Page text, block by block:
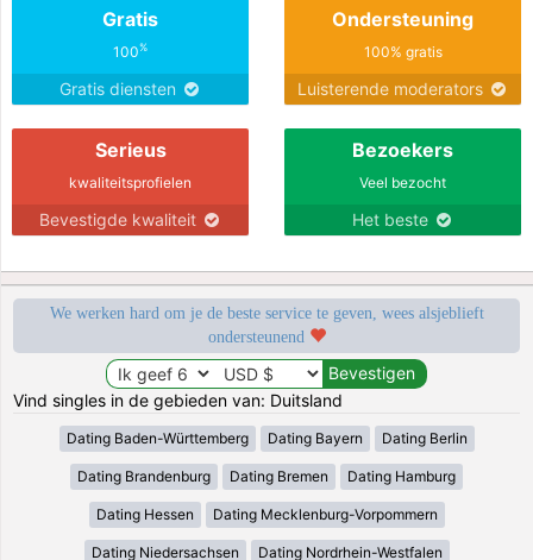
Gratis
100%
Gratis diensten
Ondersteuning
100% gratis
Luisterende moderators
Serieus
kwaliteitsprofielen
Bevestigde kwaliteit
Bezoekers
Veel bezocht
Het beste
We werken hard om je de beste service te geven, wees alsjeblieft
ondersteunend
Vind singles in de gebieden van: Duitsland
Dating Baden-Württemberg Dating Bayern Dating Berlin
Dating Brandenburg Dating Bremen Dating Hamburg
Dating Hessen Dating Mecklenburg-Vorpommern
Dating Niedersachsen Dating Nordrhein-Westfalen